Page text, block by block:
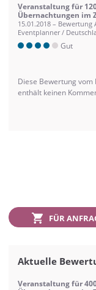
Veranstaltung für
Übernachtungen im
15.01.2018 – Bewertung
Eventplanner /
Gut
Diese Bewertung vom
enthält keinen
FÜR
Aktuelle
Veranstaltung für